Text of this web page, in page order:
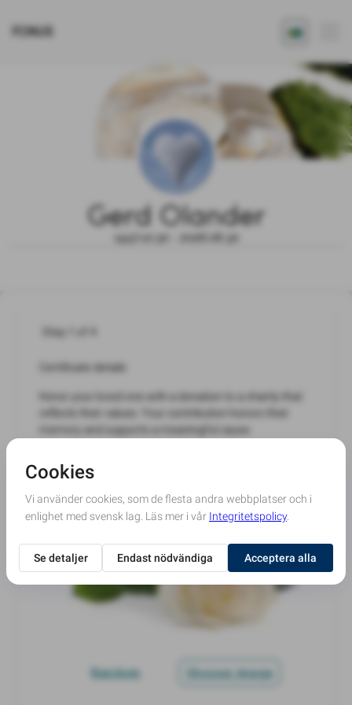
FONUS
Gerd Olander
1937.10.30 - 2026.06.30